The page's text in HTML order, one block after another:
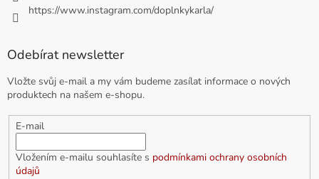
https://www.instagram.com/doplnkykarla/
Odebírat newsletter
Vložte svůj e-mail a my vám budeme zasílat informace o nových
produktech na našem e-shopu.
E-mail
Vložením e-mailu souhlasíte s podmínkami ochrany osobních
údajů